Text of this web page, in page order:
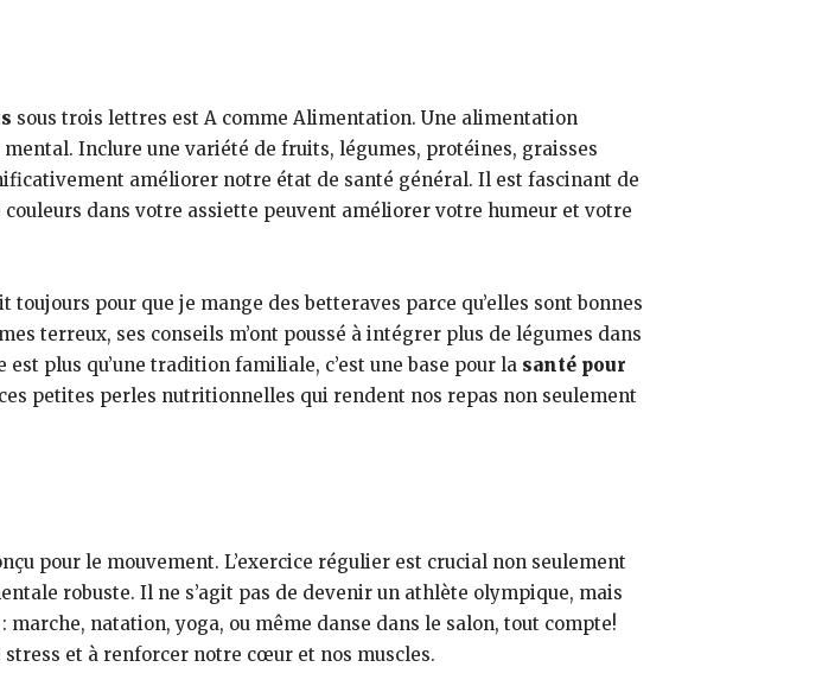
sous trois lettres est A comme Alimentation. Une alimentation
Inclure une variété de fruits, légumes, protéines, graisses
améliorer notre état de santé général. Il est fascinant de
dans votre assiette peuvent améliorer votre humeur et votre
pour que je mange des betteraves parce qu’elles sont bonnes
terreux, ses conseils m’ont poussé à intégrer plus de légumes dans
plus qu’une tradition familiale, c’est une base pour la santé pour
petites perles nutritionnelles qui rendent nos repas non seulement
pour le mouvement. L’exercice régulier est crucial non seulement
robuste. Il ne s’agit pas de devenir un athlète olympique, mais
natation, yoga, ou même danse dans le salon, tout compte!
et à renforcer notre cœur et nos muscles.